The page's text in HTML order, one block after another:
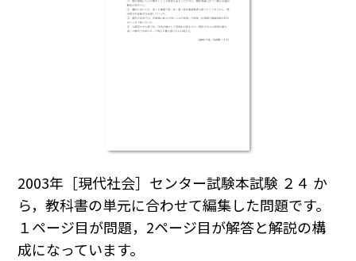
2003年［現代社会］センター試験本試験 ２４ か
ら，教科書の単元に合わせて編集した問題です。
１ページ目が問題，2ページ目が解答と解説の構
成になっています。